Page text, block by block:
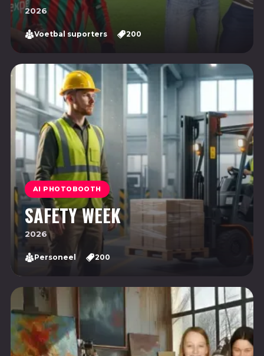
2026
Voetbal suporters 200
AI PHOTOBOOTH
SAFETY WEEK
2026
Personeel 200